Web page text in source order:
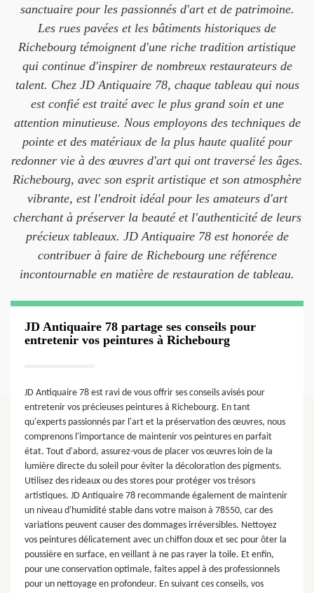
sanctuaire pour les passionnés d'art et de patrimoine.
Les rues pavées et les bâtiments historiques de
Richebourg témoignent d'une riche tradition artistique
qui continue d'inspirer de nombreux restaurateurs de
talent. Chez JD Antiquaire 78, chaque tableau qui nous
est confié est traité avec le plus grand soin et une
attention minutieuse. Nous employons des techniques de
pointe et des matériaux de la plus haute qualité pour
redonner vie à des œuvres d'art qui ont traversé les âges.
Richebourg, avec son esprit artistique et son atmosphère
vibrante, est l'endroit idéal pour les amateurs d'art
cherchant à préserver la beauté et l'authenticité de leurs
précieux tableaux. JD Antiquaire 78 est honorée de
contribuer à faire de Richebourg une référence
incontournable en matière de restauration de tableau.
JD Antiquaire 78 partage ses conseils pour
entretenir vos peintures à Richebourg
JD Antiquaire 78 est ravi de vous offrir ses conseils avisés pour
entretenir vos précieuses peintures à Richebourg. En tant
qu'experts passionnés par l'art et la préservation des œuvres, nous
comprenons l'importance de maintenir vos peintures en parfait
état. Tout d'abord, assurez-vous de placer vos œuvres loin de la
lumière directe du soleil pour éviter la décoloration des pigments.
Utilisez des rideaux ou des stores pour protéger vos trésors
artistiques. JD Antiquaire 78 recommande également de maintenir
un niveau d'humidité stable dans votre maison à 78550, car des
variations peuvent causer des dommages irréversibles. Nettoyez
vos peintures délicatement avec un chiffon doux et sec pour ôter la
poussière en surface, en veillant à ne pas rayer la toile. Et enfin,
pour une conservation optimale, faites appel à des professionnels
pour un nettoyage en profondeur. En suivant ces conseils, vos